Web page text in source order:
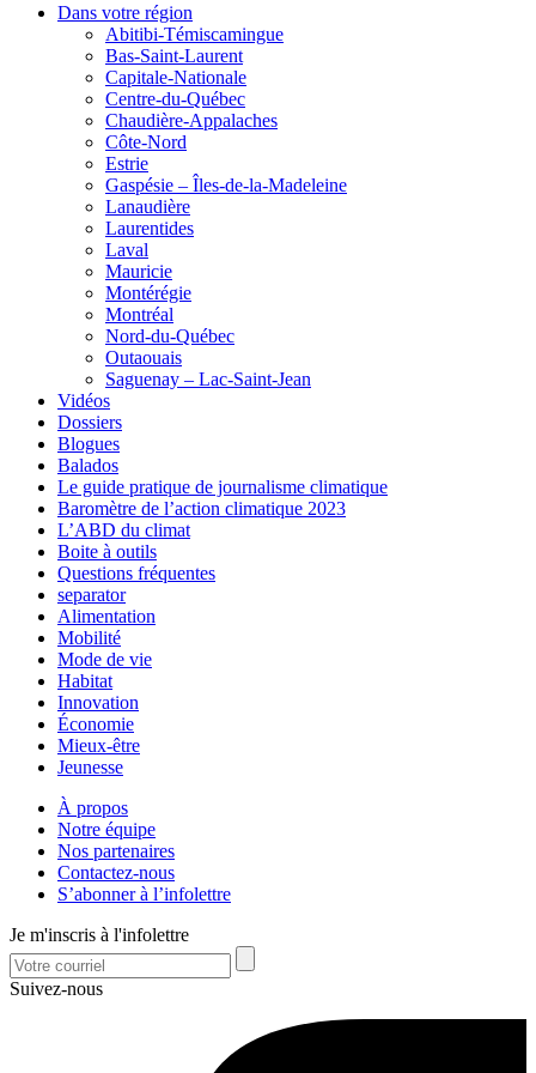
Dans votre région
Abitibi-Témiscamingue
Bas-Saint-Laurent
Capitale-Nationale
Centre-du-Québec
Chaudière-Appalaches
Côte-Nord
Estrie
Gaspésie – Îles-de-la-Madeleine
Lanaudière
Laurentides
Laval
Mauricie
Montérégie
Montréal
Nord-du-Québec
Outaouais
Saguenay – Lac-Saint-Jean
Vidéos
Dossiers
Blogues
Balados
Le guide pratique de journalisme climatique
Baromètre de l’action climatique 2023
L’ABD du climat
Boite à outils
Questions fréquentes
separator
Alimentation
Mobilité
Mode de vie
Habitat
Innovation
Économie
Mieux-être
Jeunesse
À propos
Notre équipe
Nos partenaires
Contactez-nous
S’abonner à l’infolettre
Je m'inscris à l'infolettre
Suivez-nous